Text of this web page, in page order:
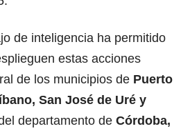
de inteligencia ha permitido
estas acciones
de los municipios de Puerto
San José de Uré y
departamento de Córdoba,